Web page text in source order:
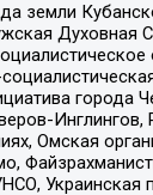
земли
Духовная
Омская
Украинская